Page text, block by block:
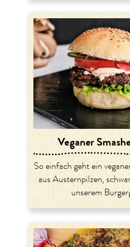
Veganer
So einfach geht ein
aus Austernpilzen,
unserem